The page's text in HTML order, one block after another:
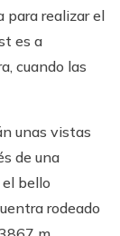
para realizar el
es a
cuando las
unas vistas
de una
bello
rodeado